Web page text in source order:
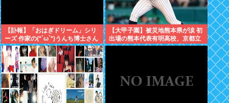
【訃報】「おはぎドリーム」シリ
ーズ 作家の(*´ω`*)うんち博士さん
死去 64歳
【大甲子園】被災地熊本県が涙 初
出場の熊本代表有明高校、京都立
命館に9回裏2アウトから逆転勝利